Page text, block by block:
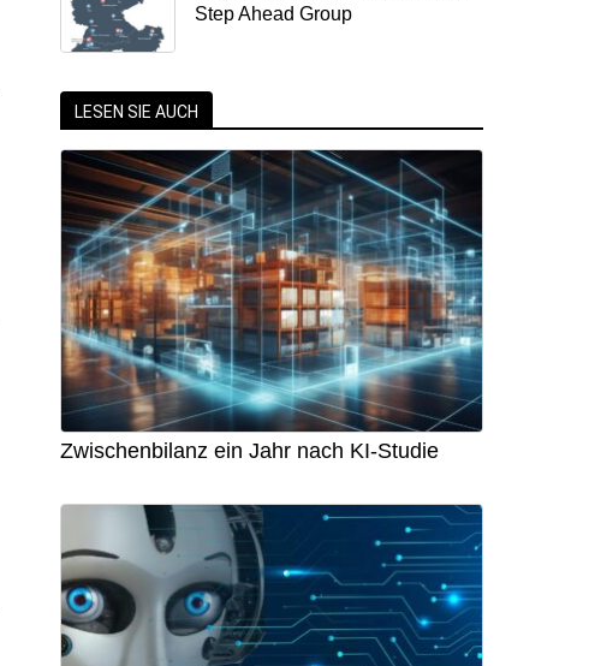
Step Ahead Group
LESEN SIE AUCH
Zwischenbilanz ein Jahr nach KI-Studie